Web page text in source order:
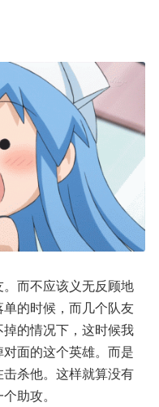
而不应该义无反顾地
的时候，而几个队友
的情况下，这时候我
面的这个英雄。而是
杀他。这样就算没有
助攻。